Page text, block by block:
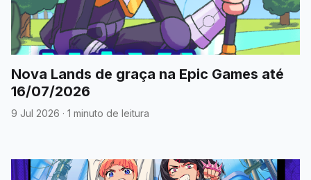
Nova Lands de graça na Epic Games até
16/07/2026
9 Jul 2026 · 1 minuto de leitura